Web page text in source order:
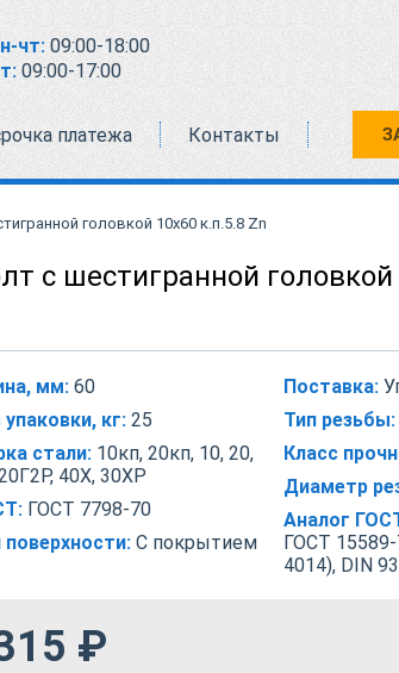
чт: 09:00-18:00
09:00-17:00
платежа Контакты
головкой 10х60 к.п.5.8 Zn
с шестигранной головкой
мм: 60
упаковки, кг: 25
стали: 10кп, 20кп, 10, 20,
40Х, 30ХР
ГОСТ 7798-70
поверхности: С покрытием
Поставка:
Тип резьбы:
Класс
Диаметр
Аналог
ГОСТ 15589-
4014), DIN
₽